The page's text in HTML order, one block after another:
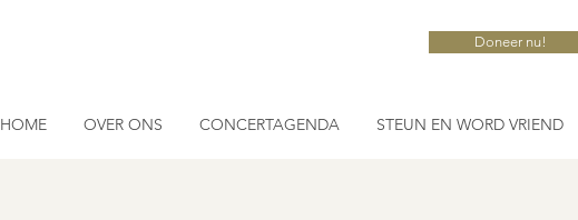
Doneer nu!
HOME OVER ONS CONCERTAGENDA STEUN EN WORD VRIEND